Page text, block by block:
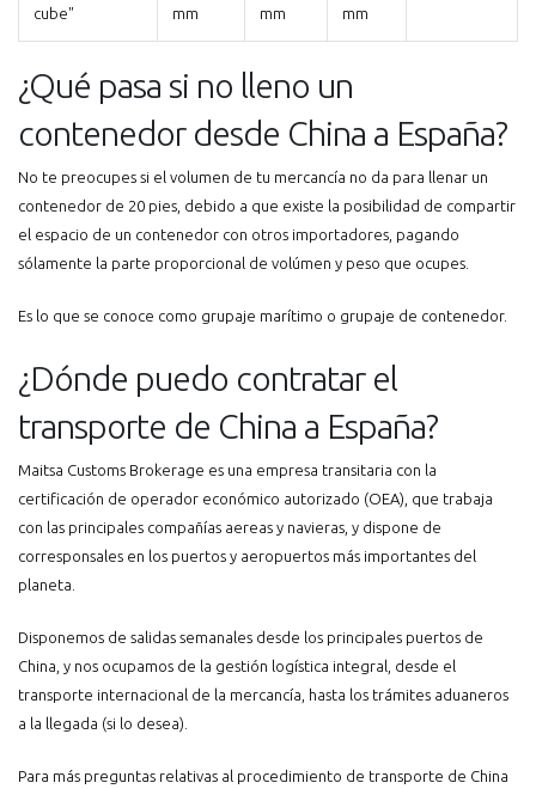
cube"
mm
mm
mm
¿Qué pasa si no lleno un
contenedor desde China a España?
No te preocupes si el volumen de tu mercancía no da para llenar un
contenedor de 20 pies, debido a que existe la posibilidad de compartir
el espacio de un contenedor con otros importadores, pagando
sólamente la parte proporcional de volúmen y peso que ocupes.
Es lo que se conoce como grupaje marítimo o grupaje de contenedor.
¿Dónde puedo contratar el
transporte de China a España?
Maitsa Customs Brokerage es una empresa transitaria con la
certificación de operador económico autorizado (OEA), que trabaja
con las principales compañías aereas y navieras, y dispone de
corresponsales en los puertos y aeropuertos más importantes del
planeta.
Disponemos de salidas semanales desde los principales puertos de
China, y nos ocupamos de la gestión logística integral, desde el
transporte internacional de la mercancía, hasta los trámites aduaneros
a la llegada (si lo desea).
Para más preguntas relativas al procedimiento de transporte de China